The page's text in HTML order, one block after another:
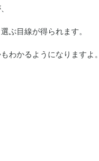
ぶ目線が得られます。
わかるようになりますよ。